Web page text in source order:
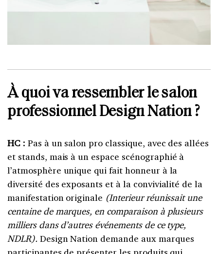
À quoi va ressembler le salon
professionnel Design Nation ?
HC : Pas à un salon pro classique, avec des allées
et stands, mais à un espace scénographié à
l’atmosphère unique qui fait honneur à la
diversité des exposants et à la convivialité de la
manifestation originale (Interieur réunissait une
centaine de marques, en comparaison à plusieurs
milliers dans d’autres événements de ce type,
NDLR). Design Nation demande aux marques